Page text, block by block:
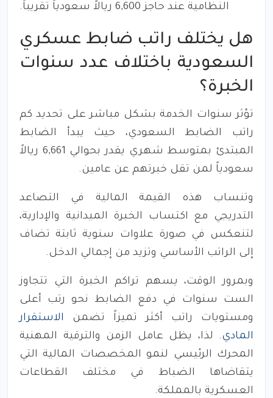
النظامية عند حاجز 6,600 ريالاً سعودياً تقريباً.
هل يختلف راتب ضابط عسكري
السعودية باختلاف عدد سنوات
الخبرة؟
تؤثر سنوات الخدمة بشكل مباشر على تحديد كم
راتب الضابط السعودي، حيث يبدأ الضابط
المبتدئ بمتوسط شهري يقدر بحوالي 6,661 ريالاً
سعودياً لمن تقل خبرتهم عن عامين.
وتنساب هذه القيمة المالية في التصاعد
التدريجي مع اكتساب الخبرة الميدانية والإدارية،
لتنعكس في صورة علاوات سنوية ثابتة تضاف
إلى الراتب الأساسي وتزيد من إجمالي الدخل.
وبمرور الوقت، يسهم تراكم الخبرة التي تتجاوز
الست سنوات في دفع الضابط نحو رتب أعلى
ومستويات راتب أكثر تميزاً تضمن الاستقرار
المادي. لذا، يظل عامل الزمن والترقية المهنية
المحرك الرئيسي لنمو المخصصات المالية التي
يتقاضاها الضباط في مختلف القطاعات
العسكرية بالمملكة.